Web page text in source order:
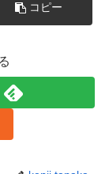
コピー